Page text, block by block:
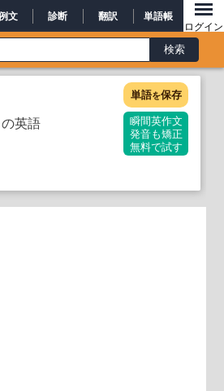
文 診断 翻訳 単語帳
ログイン
の英語
単語を保存
瞬間英作文
発音も矯正
無料で試す